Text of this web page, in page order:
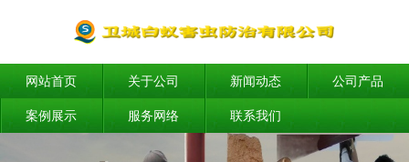
网站首页 关于公司 新闻动态 公司产品
案例展示 服务网络 联系我们